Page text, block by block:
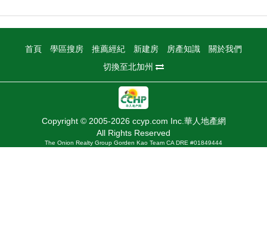
首頁 學區搜房 推薦經紀 新建房 房產知識
關於我們
切換至北加州
Copyright © 2005-2026 ccyp.com Inc.華人地產網
All Rights Reserved
The Onion Realty Group Gorden Kao Team CA DRE #01849444